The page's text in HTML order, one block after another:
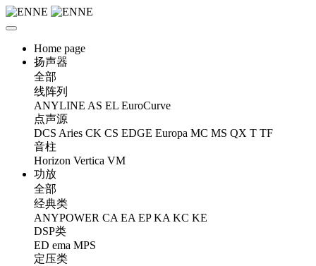
Home page
扬声器
全部
线阵列
ANYLINE AS EL EuroCurve
点声源
DCS Aries CK CS EDGE Europa MC MS QX T TF
音柱
Horizon Vertica VM
功放
全部
经典类
ANYPOWER CA EA EP KA KC KE
DSP类
ED ema MPS
定压类